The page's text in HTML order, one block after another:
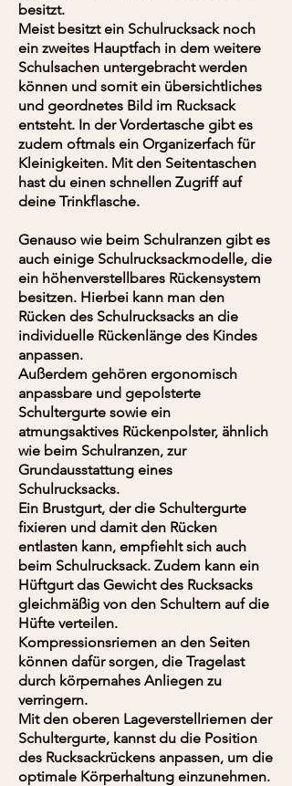
besitzt.
Meist besitzt ein Schulrucksack noch
ein zweites Hauptfach in dem weitere
Schulsachen untergebracht werden
können und somit ein übersichtliches
und geordnetes Bild im Rucksack
entsteht. In der Vordertasche gibt es
zudem oftmals ein Organizerfach für
Kleinigkeiten. Mit den Seitentaschen
hast du einen schnellen Zugriff auf
deine Trinkflasche.
Genauso wie beim Schulranzen gibt es
auch einige Schulrucksackmodelle, die
ein höhenverstellbares Rückensystem
besitzen. Hierbei kann man den
Rücken des Schulrucksacks an die
individuelle Rückenlänge des Kindes
anpassen.
Außerdem gehören ergonomisch
anpassbare und gepolsterte
Schultergurte sowie ein
atmungsaktives Rückenpolster, ähnlich
wie beim Schulranzen, zur
Grundausstattung eines
Schulrucksacks.
Ein Brustgurt, der die Schultergurte
fixieren und damit den Rücken
entlasten kann, empfiehlt sich auch
beim Schulrucksack. Zudem kann ein
Hüftgurt das Gewicht des Rucksacks
gleichmäßig von den Schultern auf die
Hüfte verteilen.
Kompressionsriemen an den Seiten
können dafür sorgen, die Tragelast
durch körpernahes Anliegen zu
verringern.
Mit den oberen Lageverstellriemen der
Schultergurte, kannst du die Position
des Rucksackrückens anpassen, um die
optimale Körperhaltung einzunehmen.